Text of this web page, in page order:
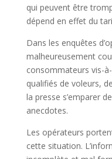
qui peuvent être
dépend en effet du
Dans les enquêtes
malheureusement
consommateurs vis-
qualifiés de voleurs,
la presse s’emparer
anecdotes.
Les opérateurs
cette situation.